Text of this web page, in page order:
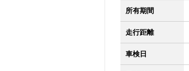
所有期間
走行距離
車検日